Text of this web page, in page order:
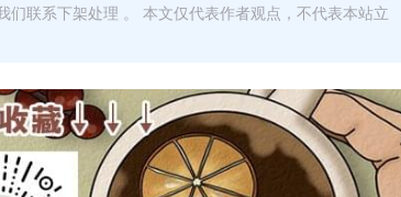
联系下架处理 。 本文仅代表作者观点，不代表本站立